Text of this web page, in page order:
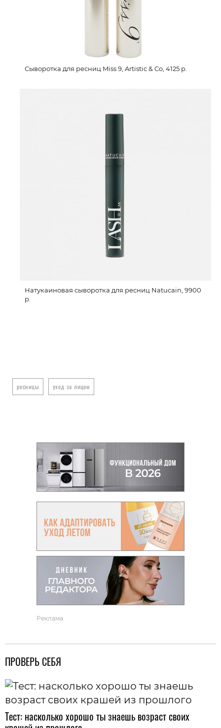
Сыворотка для ресниц Miss 9, Artistic & Co, 4125 р.
Натукаиновая сыворотка для ресниц Natucain, 9900
р.
ресницы уход за лицом
Реклама
ПРОВЕРЬ СЕБЯ
Тест: насколько хорошо ты знаешь возраст своих